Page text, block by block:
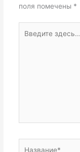
поля помечены *
здесь...